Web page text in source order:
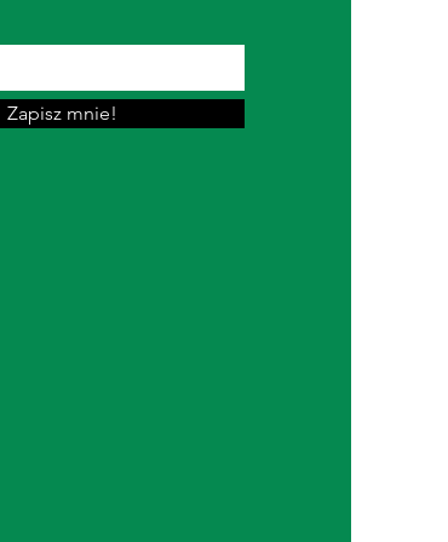
Zapisz mnie!